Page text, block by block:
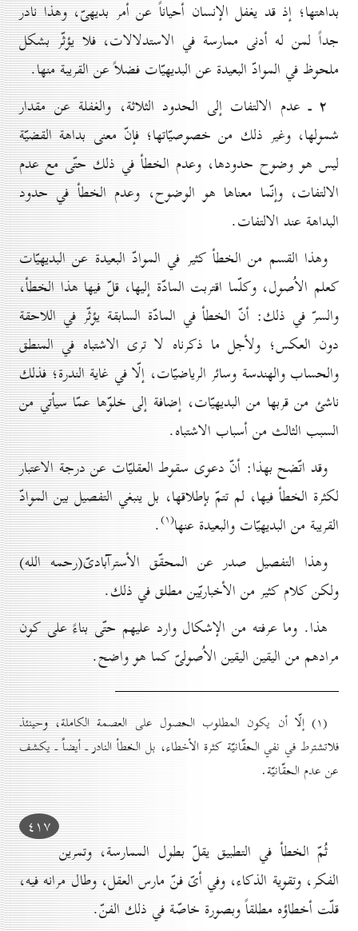
بداهتها؛ إذ قد يغفل الإنسان أحياناً عن أمر بديهىّ، وهذا نادر
جداً لمن له أدنى ممارسة في الاستدلالات، فلا يؤثّر بشكل
ملحوظ في الموادّ البعيدة عن البديهيّات فضلاً عن القريبة منها.
۲ ـ عدم الالتفات إلى الحدود الثلاثة، والغفلة عن مقدار
شمولها، وغير ذلك من خصوصيّاتها؛ فإنّ معنى بداهة القضيّة
ليس هو وضوح حدودها، وعدم الخطأ في ذلك حتّى مع عدم
الالتفات، وإنّما معناها هو الوضوح، وعدم الخطأ في حدود
البداهة عند الالتفات.
وهذا القسم من الخطأ كثير في الموادّ البعيدة عن البديهيّات
كعلم الاُصول، وكلّما اقتربت المادّة إليها، قلّ فيها هذا الخطأ،
والسرّ في ذلك: أنّ الخطأ في المادّة السابقة يؤثّر في اللاحقة
دون العكس؛ ولأجل ما ذكرناه لا ترى الاشتباه في المنطق
والحساب والهندسة وسائر الرياضيّات، إلّا في غاية الندرة؛ فذلك
ناشئ من قربها من البديهيّات، إضافة إلى خلوّها عمّا سيأتي من
السبب الثالث من أسباب الاشتباه.
وقد اتّضح بهذا: أنّ دعوى سقوط العقليّات عن درجة الاعتبار
لكثرة الخطأ فيها، لم تتمّ بإطلاقها، بل ينبغي التفصيل بين الموادّ
القريبة من البديهيّات والبعيدة عنها(۱) .
وهذا التفصيل صدر عن المحقّق الأسترآبادىّ(رحمه الله)
ولكن كلام كثير من الأخباريّين مطلق في ذلك.
هذا. وما عرفته من الإشكال وارد عليهم حتّى بناءً على كون
مرادهم من اليقين اليقين الاُصولىّ كما هو واضح.
(۱) إلّا أن يكون المطلوب الحصول على العصمة الكاملة، وحينئذ
فلاتشترط في نفي الحقّانيّة كثرة الأخطاء، بل الخطأ النادر ـ أيضاً ـ يكشف
عن عدم الحقّانيّة.
٤۱۷
ثُمّ الخطأ في التطبيق يقلّ بطول الممارسة، وتمرين
الفكر، وتقوية الذكاء، وفي أىّ فنّ مارس العقل، وطال مرانه فيه،
قلّت أخطاؤه مطلقاً وبصورة خاصّة في ذلك الفنّ.